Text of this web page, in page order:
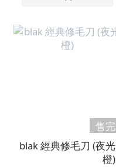
售完
blak 經典修毛刀 (夜光
橙)